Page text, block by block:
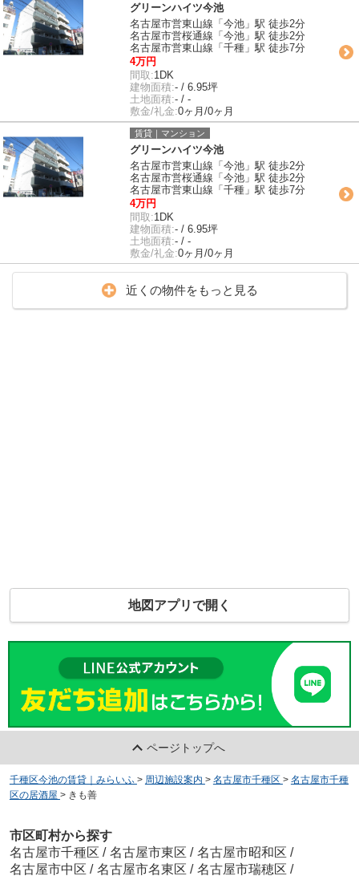
グリーンハイツ今池
名古屋市営東山線「今池」駅 徒歩2分
名古屋市営桜通線「今池」駅 徒歩2分
名古屋市営東山線「千種」駅 徒歩7分
4万円
間取:1DK
建物面積:- / 6.95坪
土地面積:- / -
敷金/礼金:0ヶ月/0ヶ月
賃貸｜マンション
グリーンハイツ今池
名古屋市営東山線「今池」駅 徒歩2分
名古屋市営桜通線「今池」駅 徒歩2分
名古屋市営東山線「千種」駅 徒歩7分
4万円
間取:1DK
建物面積:- / 6.95坪
土地面積:- / -
敷金/礼金:0ヶ月/0ヶ月
近くの物件をもっと見る
地図アプリで開く
ページトップへ
千種区今池の賃貸｜みらいふ > 周辺施設案内 > 名古屋市千種区 > 名古屋市千種
区の居酒屋 > きも善
市区町村から探す
名古屋市千種区 / 名古屋市東区 / 名古屋市昭和区 /
名古屋市中区 / 名古屋市名東区 / 名古屋市瑞穂区 /